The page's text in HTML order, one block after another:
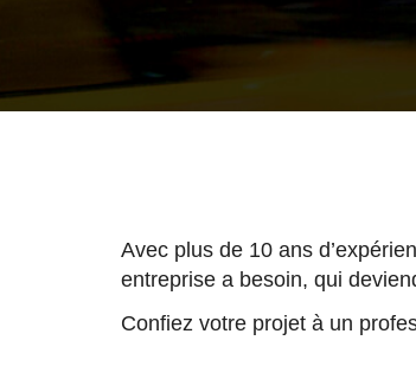
Avec plus de 10 ans
entreprise a besoin, qui
Confiez votre projet à un